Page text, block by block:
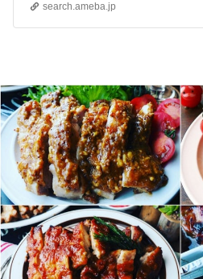
search.ameba.jp